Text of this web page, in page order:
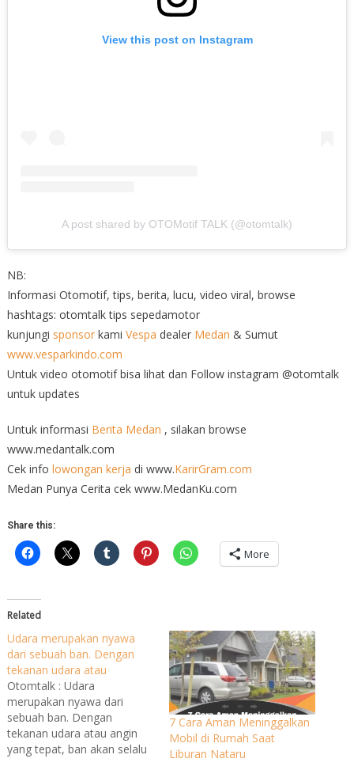
View this post on Instagram
A post shared by OTOMotif TALK (@otomtalk)
NB:
Informasi Otomotif, tips, berita, lucu, video viral, browse
hashtags: otomtalk tips sepedamotor
kunjungi sponsorkami Vespa dealer Medan & Sumut
www.vesparkindo.com
Untuk video otomotif bisa lihat dan Follow instagram @otomtalk
untuk updates
Untuk informasi Berita Medan , silakan browse
www.medantalk.com
Cek info lowongan kerja di www.KarirGram.com
Medan Punya Cerita cek www.MedanKu.com
Share this:
More
Related
Udara merupakan nyawa
dari sebuah ban. Dengan
tekanan udara atau
Otomtalk : Udara
merupakan nyawa dari
sebuah ban. Dengan
tekanan udara atau angin
yang tepat, ban akan selalu
7 Cara Aman Meninggalkan
Mobil di Rumah Saat
Liburan Nataru